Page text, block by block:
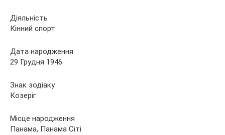
Діяльність
Кінний спорт
Дата народження
29 Грудня 1946
Знак зодіаку
Козеріг
Місце народження
Панама, Панама Сіті